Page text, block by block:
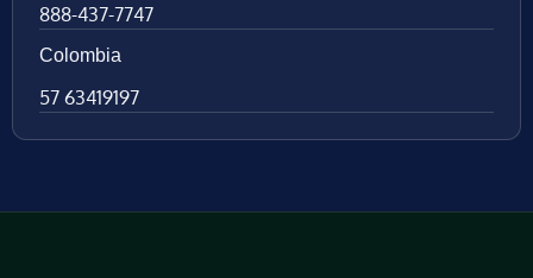
888-437-7747
Colombia
57 63419197